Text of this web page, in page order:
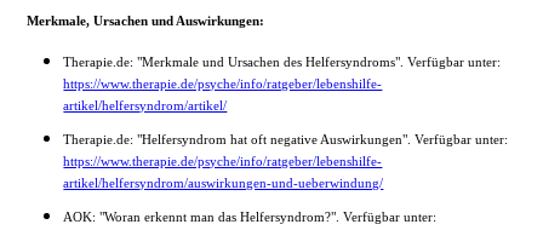
Merkmale, Ursachen und Auswirkungen:
Therapie.de: "Merkmale und Ursachen des Helfersyndroms". Verfügbar unter:
https://www.therapie.de/psyche/info/ratgeber/lebenshilfe-
artikel/helfersyndrom/artikel/
Therapie.de: "Helfersyndrom hat oft negative Auswirkungen". Verfügbar unter:
https://www.therapie.de/psyche/info/ratgeber/lebenshilfe-
artikel/helfersyndrom/auswirkungen-und-ueberwindung/
AOK: "Woran erkennt man das Helfersyndrom?". Verfügbar unter: